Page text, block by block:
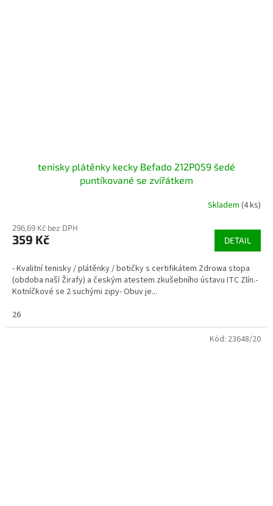
tenisky plátěnky kecky Befado 212P059 šedé
puntíkované se zvířátkem
Skladem (4 ks)
296,69 Kč bez DPH
359 Kč DETAIL
- Kvalitní tenisky / plátěnky / botičky s certifikátem Zdrowa stopa
(obdoba naší Žirafy) a českým atestem zkušebního ústavu ITC Zlín.-
Kotníčkové se 2 suchými zipy- Obuv je...
26
Kód: 23648/20